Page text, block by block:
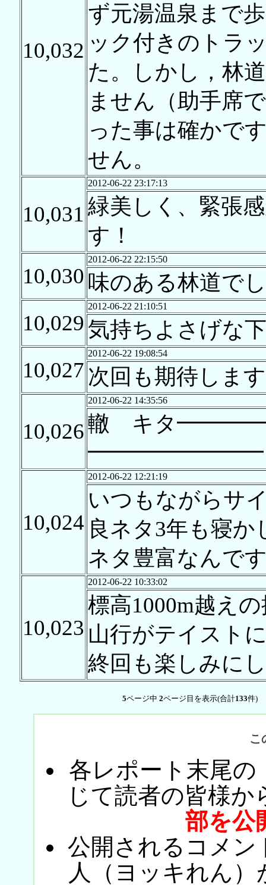
10,032
ず元湯温泉まで
ック付きのトラ
た。しかし，林
ません（助手席
った事は確かで
せん。
10,031
2012-06-22 23:17:13
緑美しく、緊張
す！
10,030
2012-06-22 22:15:50
味のある林道で
10,029
2012-06-22 21:10:51
気持ちよさげな
10,027
2012-06-22 19:08:54
次回も期待します
10,026
2012-06-22 14:35:56
轍 キタ
10,024
2012-06-22 12:21:19
いつもながらサ
良ネタ3年も寝
ネタ豊富なんで
10,023
2012-06-22 10:33:02
標高1000m越え
山行がテイスト
終回も楽しみに
5ページ中 2ページ目を表示(合計133件)
こ
各レポート末尾の
じて読者の皆様か
部を公
公開されるコメン
人（ヨッキれん